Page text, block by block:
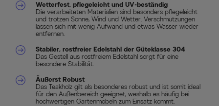
Wetterfest, pflegeleicht und UV-beständig
Die verarbeiteten Materialien sind besonders pflegeleicht
und trotzen Sonne, Wind und Wetter. Verschmutzungen
lassen sich mit wenig Aufwand und etwas Wasser wieder
entfernen.
Stabiler, rostfreier Edelstahl der Güteklasse 304
Das Gestell aus rostfreiem Edelstahl sorgt für eine
besondere Stabilität.
Äußerst Robust
Das Teakholz gilt als besonderes robust und ist somit ideal
für den Außenbereich geeignet, weshalb es häufig bei
hochwertigen Gartenmöbeln zum Einsatz kommt.